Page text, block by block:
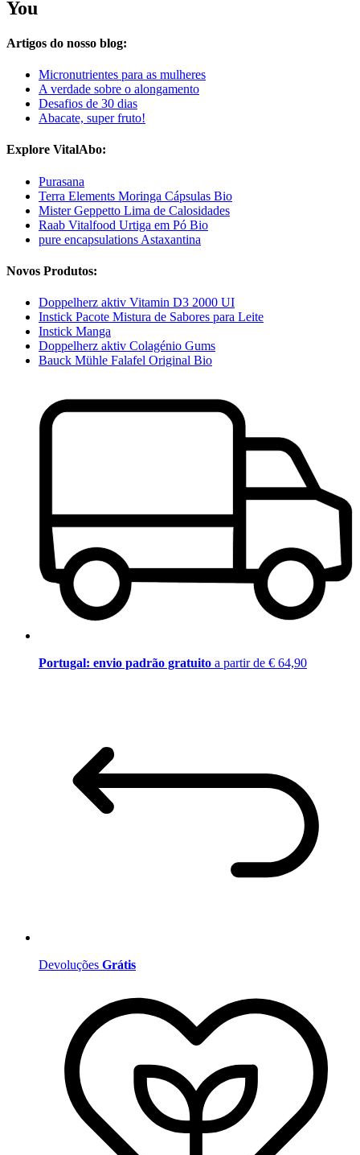
You
Artigos do nosso blog:
Micronutrientes para as mulheres
A verdade sobre o alongamento
Desafios de 30 dias
Abacate, super fruto!
Explore VitalAbo:
Purasana
Terra Elements Moringa Cápsulas Bio
Mister Geppetto Lima de Calosidades
Raab Vitalfood Urtiga em Pó Bio
pure encapsulations Astaxantina
Novos Produtos:
Doppelherz aktiv Vitamin D3 2000 UI
Instick Pacote Mistura de Sabores para Leite
Instick Manga
Doppelherz aktiv Colagénio Gums
Bauck Mühle Falafel Original Bio
Portugal: envio padrão gratuito a partir de € 64,90
Devoluções Grátis